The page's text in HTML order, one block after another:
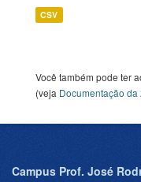
CSV
Você também pode ter
(veja Documentação da
Campus Prof. José